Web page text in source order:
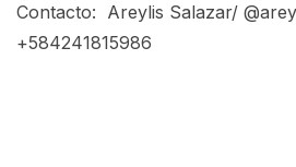
Contacto: Areylis Salazar/
+584241815986